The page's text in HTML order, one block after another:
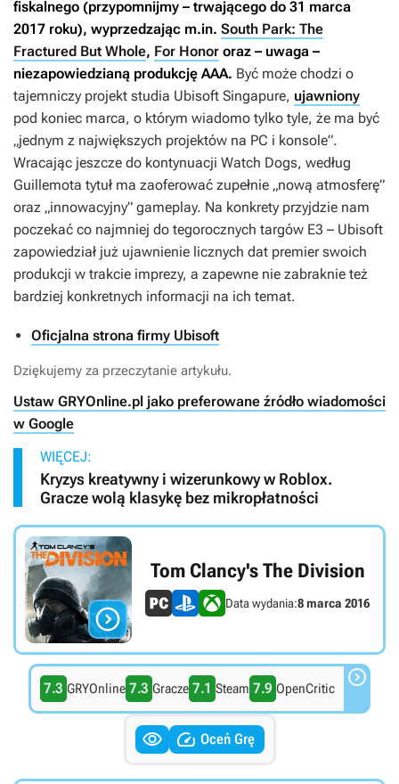
fiskalnego (przypomnijmy – trwającego do 31 marca
2017 roku), wyprzedzając m.in. South Park: The
Fractured But Whole, For Honor oraz – uwaga –
niezapowiedzianą produkcję AAA. Być może chodzi o
tajemniczy projekt studia Ubisoft Singapure, ujawniony
pod koniec marca, o którym wiadomo tylko tyle, że ma być
„jednym z największych projektów na PC i konsole”.
Wracając jeszcze do kontynuacji Watch Dogs, według
Guillemota tytuł ma zaoferować zupełnie „nową atmosferę”
oraz „innowacyjny” gameplay. Na konkrety przyjdzie nam
poczekać co najmniej do tegorocznych targów E3 – Ubisoft
zapowiedział już ujawnienie licznych dat premier swoich
produkcji w trakcie imprezy, a zapewne nie zabraknie też
bardziej konkretnych informacji na ich temat.
Oficjalna strona firmy Ubisoft
Dziękujemy za przeczytanie artykułu.
Ustaw GRYOnline.pl jako preferowane źródło wiadomości
w Google
WIĘCEJ:
Kryzys kreatywny i wizerunkowy w Roblox.
Gracze wolą klasykę bez mikropłatności

Tom Clancy's The Division
Data wydania:8 marca 2016
7.3 GRYOnline 7.3 Gracze 7.1 Steam 7.9 OpenCritic 
  Oceń Grę